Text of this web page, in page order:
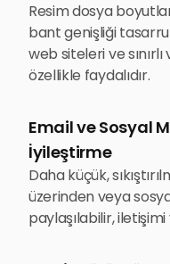
Resim dosya
bant genişliği
web siteleri ve
özellikle faydalıdır.
Email ve Sosyal
İyileştirme
Daha küçük,
üzerinden veya
paylaşılabilir, iletişimi